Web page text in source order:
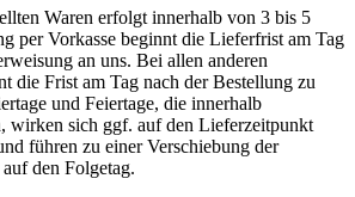
Waren erfolgt innerhalb von 3 bis 5
per Vorkasse beginnt die Lieferfrist am Tag
an uns. Bei allen anderen
die Frist am Tag nach der Bestellung zu
und Feiertage, die innerhalb
wirken sich ggf. auf den Lieferzeitpunkt
führen zu einer Verschiebung der
den Folgetag.